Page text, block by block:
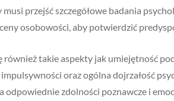
przejść szczegółowe badania
osobowości, aby potwierdzić
również takie aspekty jak umiejętność
oraz ogólna dojrzałość
odpowiednie zdolności poznawcze i